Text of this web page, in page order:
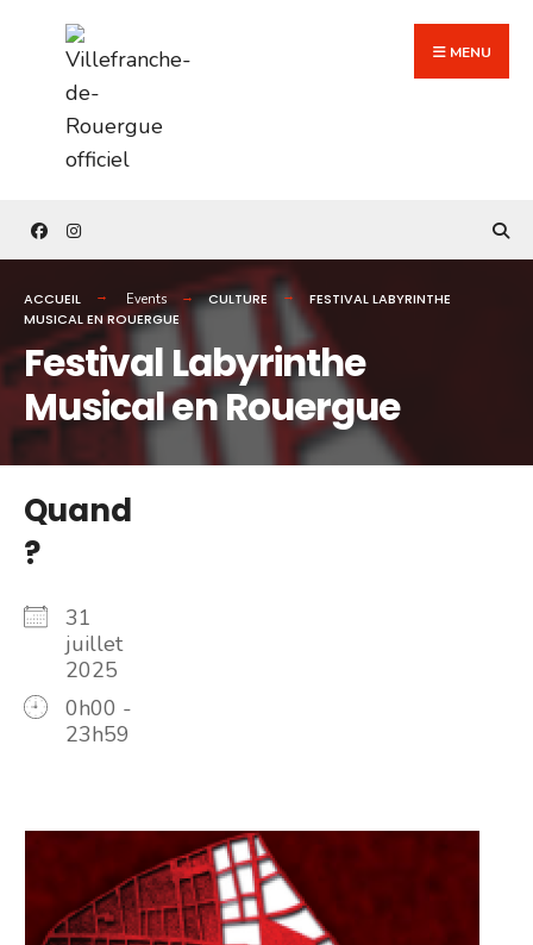
content
MENU
ACCUEIL Events CULTURE
FESTIVAL LABYRINTHE
MUSICAL EN ROUERGUE
Festival Labyrinthe
Musical en Rouergue
Quand
?
31
juillet
2025
0h00 -
23h59
for: